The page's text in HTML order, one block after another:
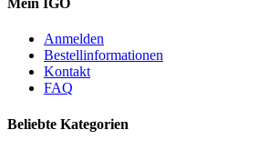
Mein IGO
Anmelden
Bestellinformationen
Kontakt
FAQ
Beliebte Kategorien